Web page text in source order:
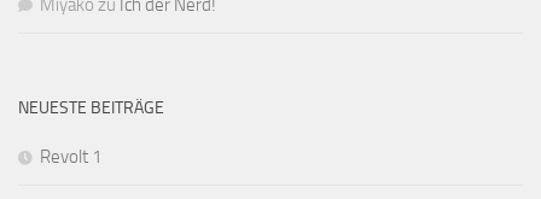
NEUESTE BEITRÄGE
Revolt 1